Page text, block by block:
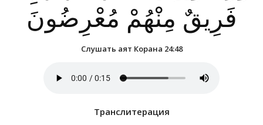
فَرِيقٌ مِنْهُمْ مُعْرِضُونَ
Слушать аят Корана 24:48
Транслитерация